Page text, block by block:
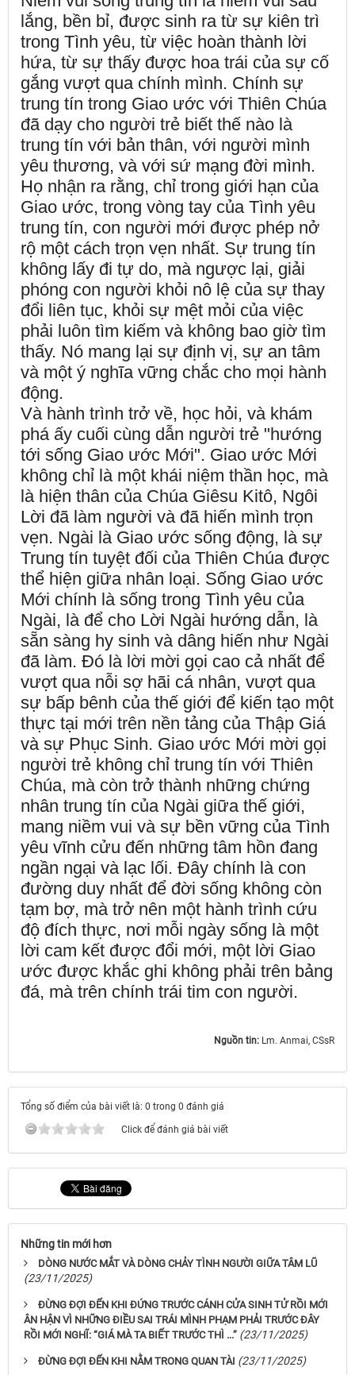
lắng, bền bỉ, được sinh ra từ sự kiên trì
trong Tình yêu, từ việc hoàn thành lời
hứa, từ sự thấy được hoa trái của sự cố
gắng vượt qua chính mình. Chính sự
trung tín trong Giao ước với Thiên Chúa
đã dạy cho người trẻ biết thế nào là
trung tín với bản thân, với người mình
yêu thương, và với sứ mạng đời mình.
Họ nhận ra rằng, chỉ trong giới hạn của
Giao ước, trong vòng tay của Tình yêu
trung tín, con người mới được phép nở
rộ một cách trọn vẹn nhất. Sự trung tín
không lấy đi tự do, mà ngược lại, giải
phóng con người khỏi nô lệ của sự thay
đổi liên tục, khỏi sự mệt mỏi của việc
phải luôn tìm kiếm và không bao giờ tìm
thấy. Nó mang lại sự định vị, sự an tâm
và một ý nghĩa vững chắc cho mọi hành
động.
Và hành trình trở về, học hỏi, và khám
phá ấy cuối cùng dẫn người trẻ "hướng
tới sống Giao ước Mới". Giao ước Mới
không chỉ là một khái niệm thần học, mà
là hiện thân của Chúa Giêsu Kitô, Ngôi
Lời đã làm người và đã hiến mình trọn
vẹn. Ngài là Giao ước sống động, là sự
Trung tín tuyệt đối của Thiên Chúa được
thể hiện giữa nhân loại. Sống Giao ước
Mới chính là sống trong Tình yêu của
Ngài, là để cho Lời Ngài hướng dẫn, là
sẵn sàng hy sinh và dâng hiến như Ngài
đã làm. Đó là lời mời gọi cao cả nhất để
vượt qua nỗi sợ hãi cá nhân, vượt qua
sự bấp bênh của thế giới để kiến tạo một
thực tại mới trên nền tảng của Thập Giá
và sự Phục Sinh. Giao ước Mới mời gọi
người trẻ không chỉ trung tín với Thiên
Chúa, mà còn trở thành những chứng
nhân trung tín của Ngài giữa thế giới,
mang niềm vui và sự bền vững của Tình
yêu vĩnh cửu đến những tâm hồn đang
ngần ngại và lạc lối. Đây chính là con
đường duy nhất để đời sống không còn
tạm bợ, mà trở nên một hành trình cứu
độ đích thực, nơi mỗi ngày sống là một
lời cam kết được đổi mới, một lời Giao
ước được khắc ghi không phải trên bảng
đá, mà trên chính trái tim con người.
Nguồn tin: Lm. Anmai, CSsR
Tổng số điểm của bài viết là: 0 trong 0 đánh giá
Click để đánh giá bài viết
Những tin mới hơn
DÒNG NƯỚC MẮT VÀ DÒNG CHẢY TÌNH NGƯỜI GIỮA TÂM LŨ
(23/11/2025)
ĐỪNG ĐỢI ĐẾN KHI ĐỨNG TRƯỚC CÁNH CỬA SINH TỬ RỒI MỚI
ÂN HẬN VÌ NHỮNG ĐIỀU SAI TRÁI MÌNH PHẠM PHẢI TRƯỚC ĐÂY
RỒI MỚI NGHĨ: “GIÁ MÀ TA BIẾT TRƯỚC THÌ ...” (23/11/2025)
ĐỪNG ĐỢI ĐẾN KHI NẰM TRONG QUAN TÀI (23/11/2025)